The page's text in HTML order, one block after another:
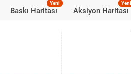
Baskı Haritası
Yeni
Aksiyon Haritası
Yeni